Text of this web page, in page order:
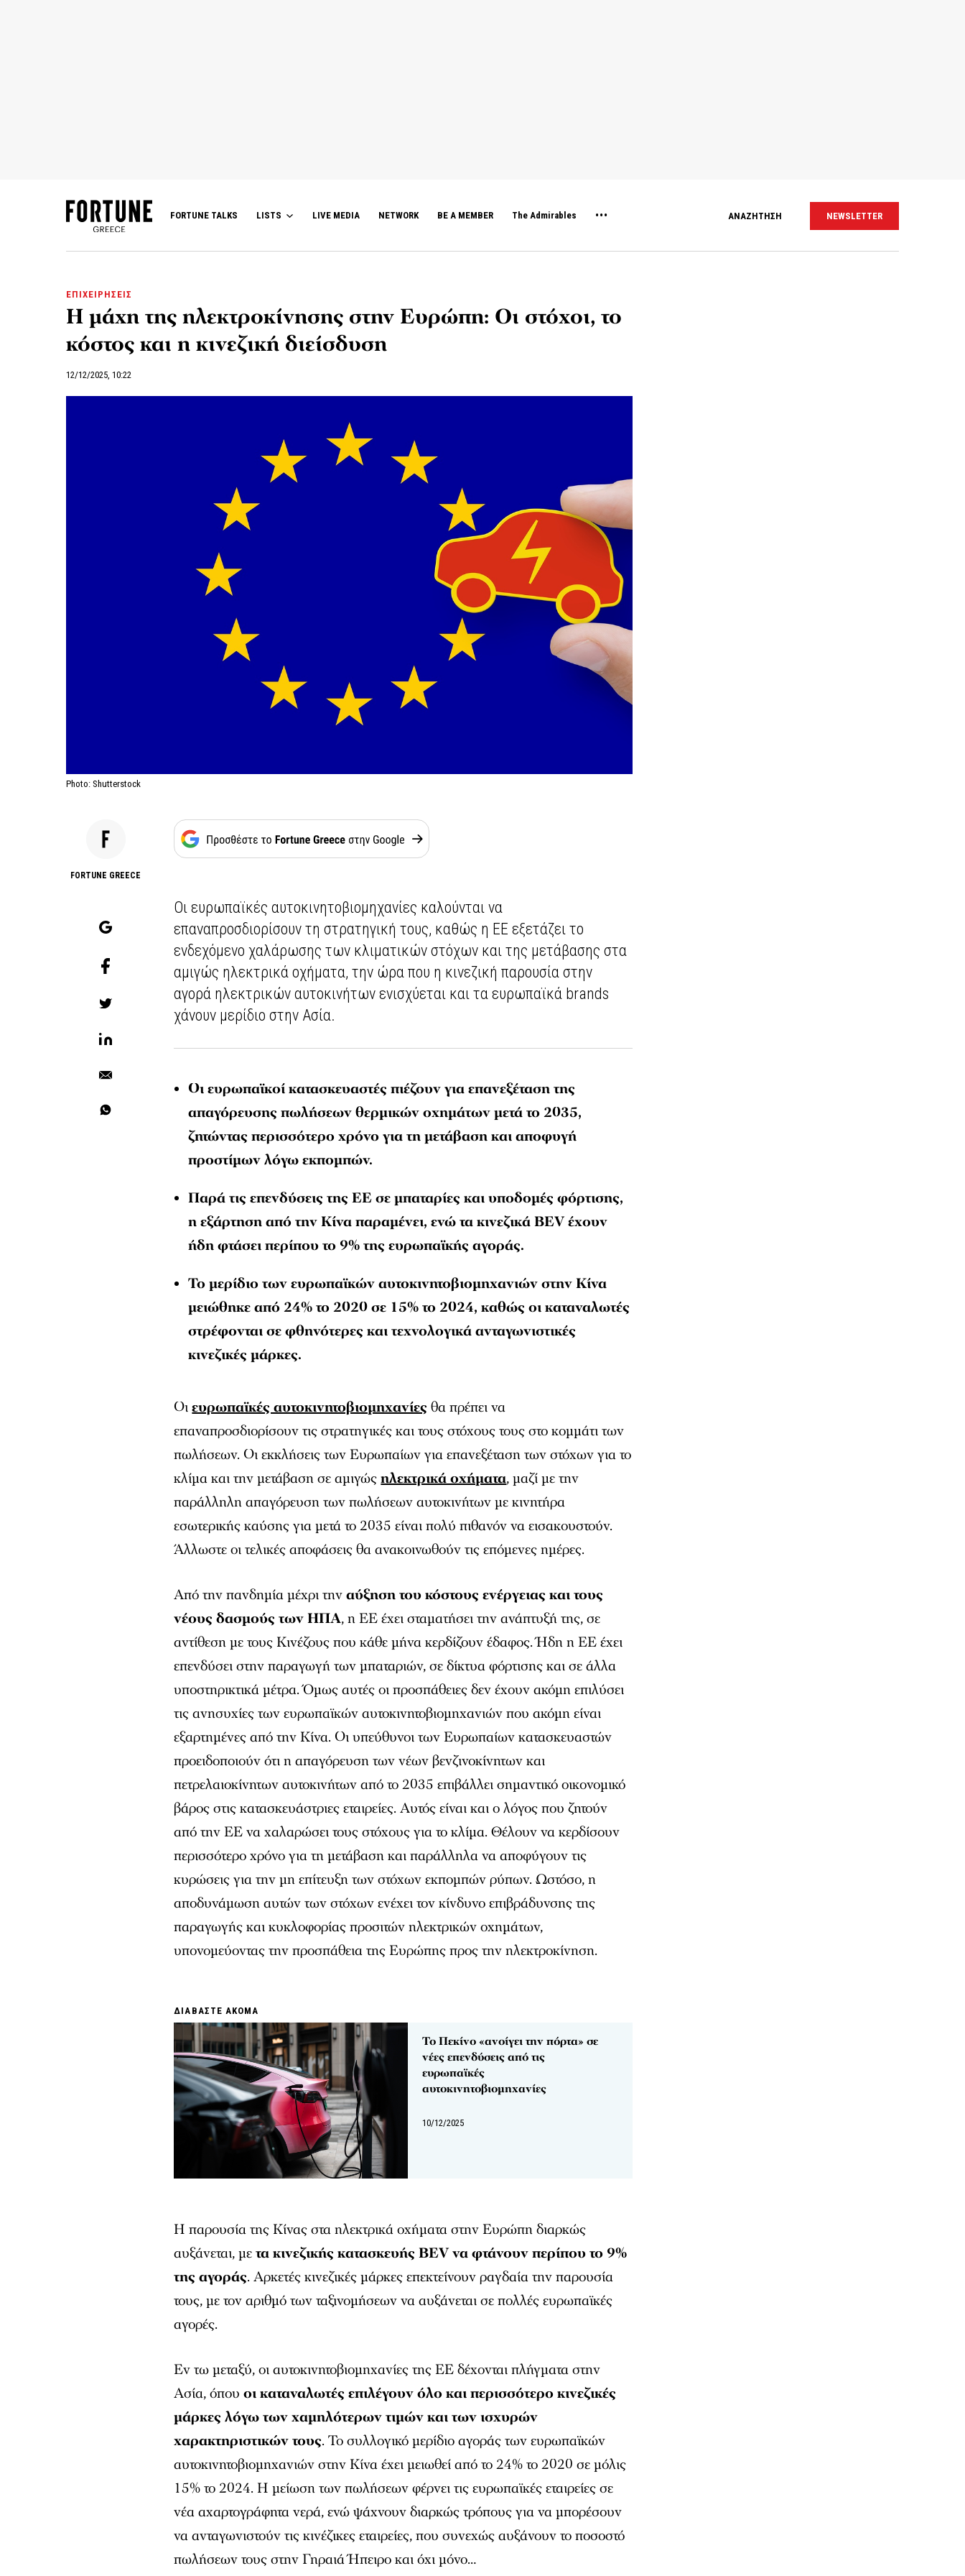
FORTUNE TALKS LISTS LIVE MEDIA NETWORK BE A MEMBER The Admirables ΑΝΑΖΗΤΗΣΗ NEWSLETTER
ΕΠΙΧΕΙΡΗΣΕΙΣ
Η μάχη της ηλεκτροκίνησης στην Ευρώπη: Οι στόχοι, το
κόστος και η κινεζική διείσδυση
12/12/2025, 10:22
Photo: Shutterstock
FORTUNE GREECE
Οι ευρωπαϊκές αυτοκινητοβιομηχανίες καλούνται να
επαναπροσδιορίσουν τη στρατηγική τους, καθώς η ΕΕ εξετάζει το
ενδεχόμενο χαλάρωσης των κλιματικών στόχων και της μετάβασης στα
αμιγώς ηλεκτρικά οχήματα, την ώρα που η κινεζική παρουσία στην
αγορά ηλεκτρικών αυτοκινήτων ενισχύεται και τα ευρωπαϊκά brands
χάνουν μερίδιο στην Ασία.
Οι ευρωπαϊκοί κατασκευαστές πιέζουν για επανεξέταση της
απαγόρευσης πωλήσεων θερμικών οχημάτων μετά το 2035,
ζητώντας περισσότερο χρόνο για τη μετάβαση και αποφυγή
προστίμων λόγω εκπομπών.
Παρά τις επενδύσεις της ΕΕ σε μπαταρίες και υποδομές φόρτισης,
η εξάρτηση από την Κίνα παραμένει, ενώ τα κινεζικά BEV έχουν
ήδη φτάσει περίπου το 9% της ευρωπαϊκής αγοράς.
Το μερίδιο των ευρωπαϊκών αυτοκινητοβιομηχανιών στην Κίνα
μειώθηκε από 24% το 2020 σε 15% το 2024, καθώς οι καταναλωτές
στρέφονται σε φθηνότερες και τεχνολογικά ανταγωνιστικές
κινεζικές μάρκες.
Οιευρωπαϊκές αυτοκινητοβιομηχανίες θα πρέπει να
επαναπροσδιορίσουν τις στρατηγικές και τους στόχους τους στο κομμάτι των
πωλήσεων. Οι εκκλήσεις των Ευρωπαίων για επανεξέταση των στόχων για το
κλίμα και την μετάβαση σε αμιγώςηλεκτρικά οχήματα, μαζί με την
παράλληλη απαγόρευση των πωλήσεων αυτοκινήτων με κινητήρα
εσωτερικής καύσης για μετά το 2035 είναι πολύ πιθανόν να εισακουστούν.
Άλλωστε οι τελικές αποφάσεις θα ανακοινωθούν τις επόμενες ημέρες.
Από την πανδημία μέχρι τηναύξηση του κόστους ενέργειας και τους
νέους δασμούς των ΗΠΑ, η ΕΕ έχει σταματήσει την ανάπτυξή της, σε
αντίθεση με τους Κινέζους που κάθε μήνα κερδίζουν έδαφος. Ήδη η ΕΕ έχει
επενδύσει στην παραγωγή των μπαταριών, σε δίκτυα φόρτισης και σε άλλα
υποστηρικτικά μέτρα. Όμως αυτές οι προσπάθειες δεν έχουν ακόμη επιλύσει
τις ανησυχίες των ευρωπαϊκών αυτοκινητοβιομηχανιών που ακόμη είναι
εξαρτημένες από την Κίνα. Οι υπεύθυνοι των Ευρωπαίων κατασκευαστών
προειδοποιούν ότι η απαγόρευση των νέων βενζινοκίνητων και
πετρελαιοκίνητων αυτοκινήτων από το 2035 επιβάλλει σημαντικό οικονομικό
βάρος στις κατασκευάστριες εταιρείες. Αυτός είναι και ο λόγος που ζητούν
από την ΕΕ να χαλαρώσει τους στόχους για το κλίμα. Θέλουν να κερδίσουν
περισσότερο χρόνο για τη μετάβαση και παράλληλα να αποφύγουν τις
κυρώσεις για την μη επίτευξη των στόχων εκπομπών ρύπων. Ωστόσο, η
αποδυνάμωση αυτών των στόχων ενέχει τον κίνδυνο επιβράδυνσης της
παραγωγής και κυκλοφορίας προσιτών ηλεκτρικών οχημάτων,
υπονομεύοντας την προσπάθεια της Ευρώπης προς την ηλεκτροκίνηση.
ΔΙΑΒΑΣΤΕ ΑΚΟΜΑ
Το Πεκίνο «ανοίγει την πόρτα» σε
νέες επενδύσεις από τις
ευρωπαϊκές
αυτοκινητοβιομηχανίες
10/12/2025
Η παρουσία της Κίνας στα ηλεκτρικά οχήματα στην Ευρώπη διαρκώς
αυξάνεται, μετα κινεζικής κατασκευής BEV να φτάνουν περίπου το 9%
της αγοράς. Αρκετές κινεζικές μάρκες επεκτείνουν ραγδαία την παρουσία
τους, με τον αριθμό των ταξινομήσεων να αυξάνεται σε πολλές ευρωπαϊκές
αγορές.
Εν τω μεταξύ, οι αυτοκινητοβιομηχανίες της ΕΕ δέχονται πλήγματα στην
Ασία, όπουοι καταναλωτές επιλέγουν όλο και περισσότερο κινεζικές
μάρκες λόγω των χαμηλότερων τιμών και των ισχυρών
χαρακτηριστικών τους. Το συλλογικό μερίδιο αγοράς των ευρωπαϊκών
αυτοκινητοβιομηχανιών στην Κίνα έχει μειωθεί από το 24% το 2020 σε μόλις
15% το 2024. Η μείωση των πωλήσεων φέρνει τις ευρωπαϊκές εταιρείες σε
νέα αχαρτογράφητα νερά, ενώ ψάχνουν διαρκώς τρόπους για να μπορέσουν
να ανταγωνιστούν τις κινέζικες εταιρείες, που συνεχώς αυξάνουν το ποσοστό
πωλήσεων τους στην Γηραιά Ήπειρο και όχι μόνο…